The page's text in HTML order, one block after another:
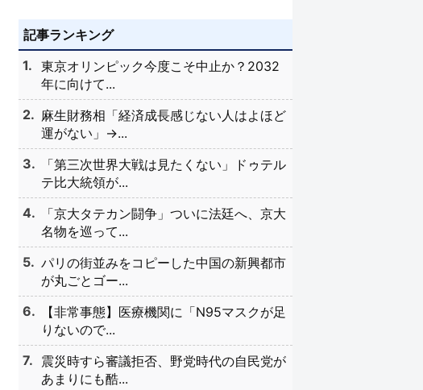
記事ランキング
東京オリンピック今度こそ中止か？2032
年に向けて...
麻生財務相「経済成長感じない人はよほど
運がない」→...
「第三次世界大戦は見たくない」ドゥテル
テ比大統領が...
「京大タテカン闘争」ついに法廷へ、京大
名物を巡って...
パリの街並みをコピーした中国の新興都市
が丸ごとゴー...
【非常事態】医療機関に「N95マスクが足
りないので...
震災時すら審議拒否、野党時代の自民党が
あまりにも酷...